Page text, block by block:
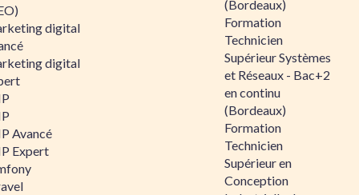
digital
digital
Avancé
Expert
(Bordeaux)
Formation
Technicien
Supérieur Systèmes
et Réseaux - Bac+2
en continu
(Bordeaux)
Formation
Technicien
Supérieur en
Conception